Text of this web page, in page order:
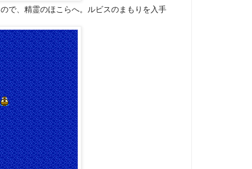
で、精霊のほこらへ。ルビスのまもりを入手